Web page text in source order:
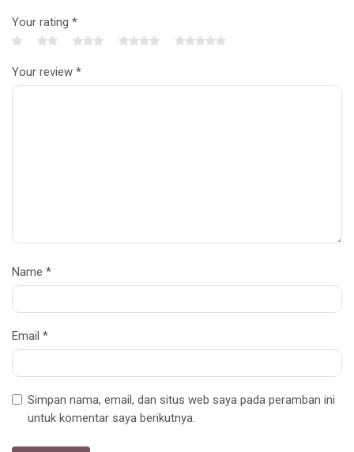
Your rating *
Your review *
Name *
Email *
Simpan nama, email, dan situs web saya pada peramban ini
untuk komentar saya berikutnya.